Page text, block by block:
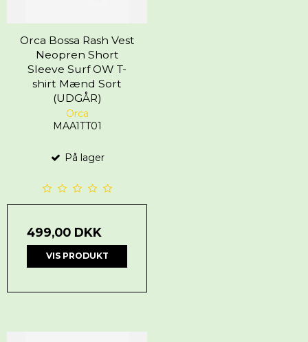
Orca Bossa Rash Vest
Neopren Short
Sleeve Surf OW T-
shirt Mænd Sort
(UDGÅR)
Orca
MAA1TT01
På lager
499,00 DKK
VIS PRODUKT